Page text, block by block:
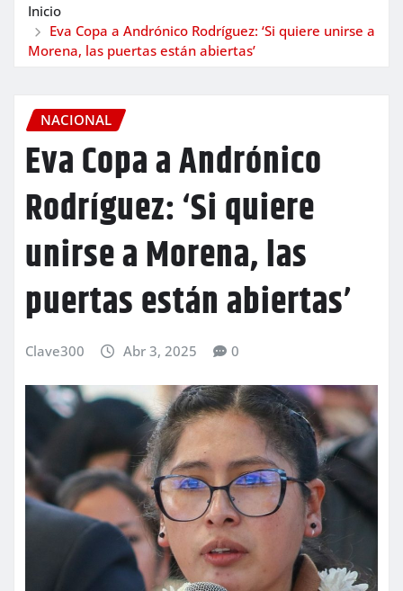
Inicio
Eva Copa a Andrónico Rodríguez: ‘Si quiere unirse a
Morena, las puertas están abiertas’
NACIONAL
Eva Copa a Andrónico
Rodríguez: ‘Si quiere
unirse a Morena, las
puertas están abiertas’
Clave300 Abr 3, 2025 0